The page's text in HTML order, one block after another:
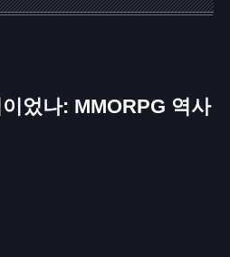
었나: MMORPG 역사